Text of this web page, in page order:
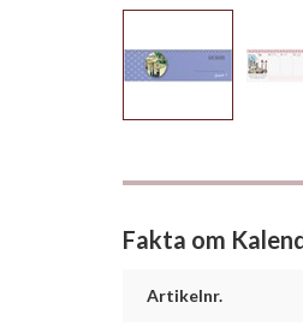
Fakta om
Artikelnr.